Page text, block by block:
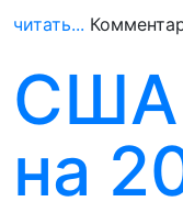
читать...
США
на